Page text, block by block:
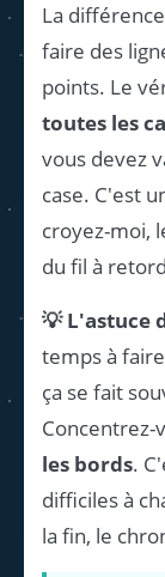
La
faire des
points. Le
toutes les
vous devez
case. C'est
croyez-moi,
du fil à
💡 L'astuce
temps à
ça se fait
Concentrez-
les bords.
difficiles à
la fin, le